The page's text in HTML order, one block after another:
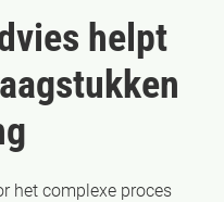
helpt
het complexe proces